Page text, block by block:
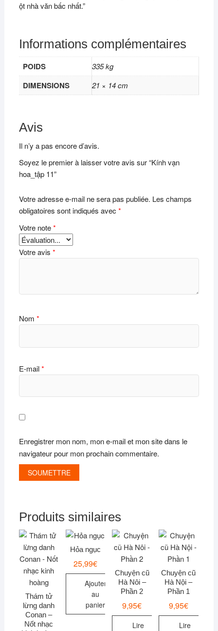
ột nhà văn bấc nhất.”
Informations complémentaires
POIDS 335 kg
DIMENSIONS 21 × 14 cm
Avis
Il n’y a pas encore d’avis.
Soyez le premier à laisser votre avis sur “Kính vạn
hoa_tập 11”
Votre adresse e-mail ne sera pas publiée. Les champs
obligatoires sont indiqués avec *
Votre note*
Votre avis *
Nom *
E-mail*
Enregistrer mon nom, mon e-mail et mon site dans le
navigateur pour mon prochain commentaire.
Produits similaires
Thám tử
lừng danh
Conan –
Nốt nhạc
Hỏa ngục
25,99€
Ajouter
au
panier
Chuyện cũ
Hà Nôi –
Phần 2
9,95€
Lire
Chuyện cũ
Hà Nội –
Phần 1
9,95€
Lire